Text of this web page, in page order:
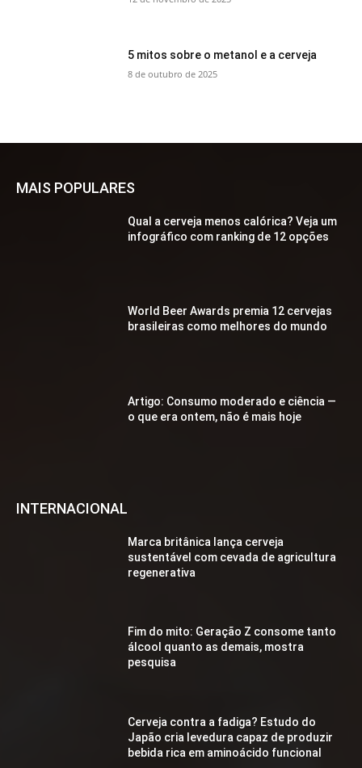
5 mitos sobre o metanol e a cerveja
8 de outubro de 2025
MAIS POPULARES
Qual a cerveja menos calórica? Veja um
infográfico com ranking de 12 opções
World Beer Awards premia 12 cervejas
brasileiras como melhores do mundo
Artigo: Consumo moderado e ciência —
o que era ontem, não é mais hoje
INTERNACIONAL
Marca britânica lança cerveja
sustentável com cevada de agricultura
regenerativa
Fim do mito: Geração Z consome tanto
álcool quanto as demais, mostra
pesquisa
Cerveja contra a fadiga? Estudo do
Japão cria levedura capaz de produzir
bebida rica em aminoácido funcional